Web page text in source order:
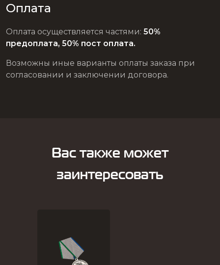
Оплата
Оплата осуществляется частями: 50%
предоплата, 50% пост оплата.
Возможны иные варианты оплаты заказа при
согласовании и заключении договора.
Вас также может
заинтересовать